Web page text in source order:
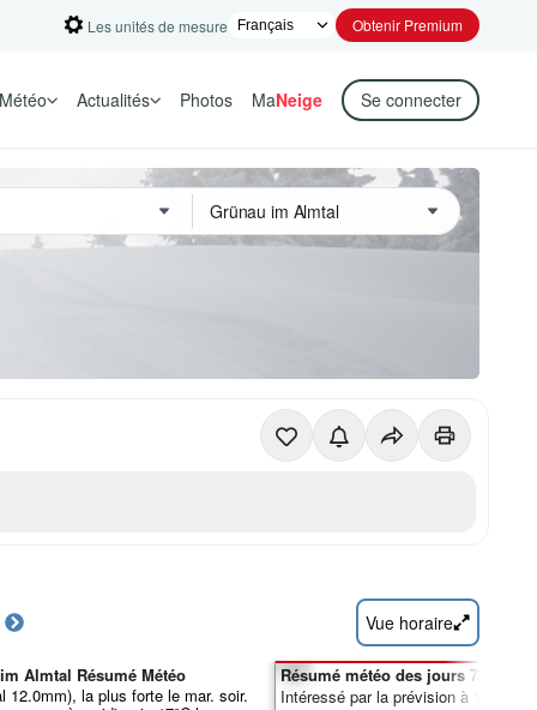
Les unités de mesure Obtenir Premium
Météo Actualités Photos MaNeige Se connecter
Vue horaire
Almtal Résumé Météo
12.0mm), la plus forte le mar. soir.
Résumé météo des jours 7-16 :
Intéressé par la prévision à 16 jours